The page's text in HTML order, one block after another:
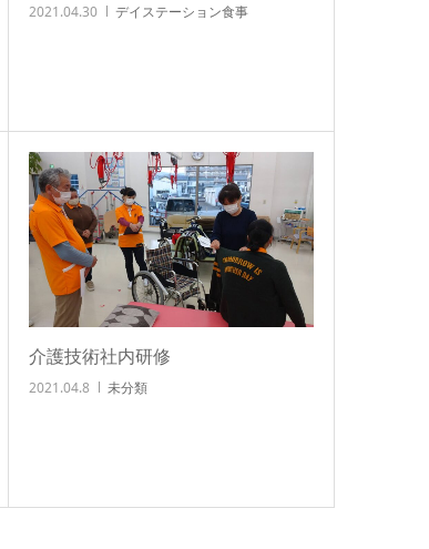
2021.04.30 デイステーション食事
介護技術社内研修
2021.04.8 未分類